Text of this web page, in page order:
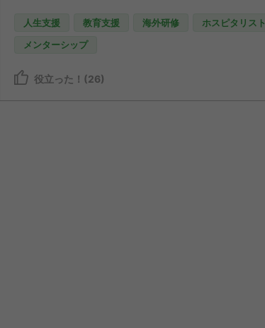
人生支援 教育支援 海外研修 ホスピタリスト
メンターシップ
役立った！(26)